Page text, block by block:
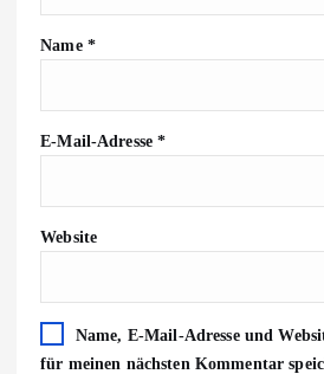
Name *
E-Mail-Adresse*
Website
Name, E-Mail-Adresse und
für meinen nächsten Kommentar